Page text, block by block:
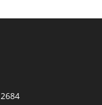
2684